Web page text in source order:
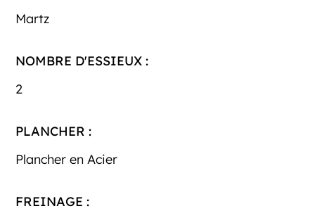
Martz
NOMBRE D'ESSIEUX :
2
PLANCHER :
Plancher en Acier
FREINAGE :